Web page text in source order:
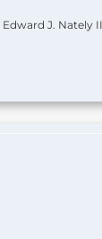
Edward J. Nately